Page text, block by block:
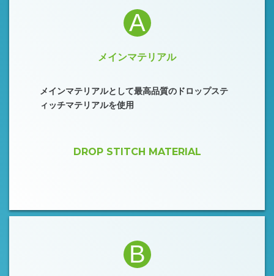
A
メインマテリアル
メインマテリアルとして最高品質のドロップステ
ィッチマテリアルを使用
DROP STITCH MATERIAL
B